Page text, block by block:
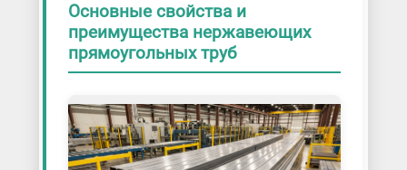
Основные свойства и
преимущества нержавеющих
прямоугольных труб